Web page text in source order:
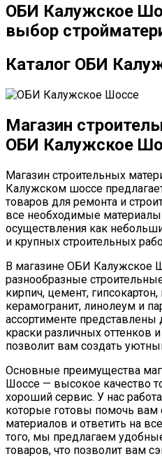
ОБИ Калужское
выбор
Каталог ОБИ
Магазин
ОБИ Калужское
Магазин строительных
Калужском шоссе
товаров для ремонта и
все необходимые
осуществления как
и крупных строительных
В магазине ОБИ Калужское
разнообразные
кирпич, цемент,
керамогранит, линолеум и
ассортименте представлены
краски различных оттенков
позволит вам создать
Основные преимущества
Шоссе — высокое качество
хороший сервис. У нас
которые готовы помочь
материалов и ответить на
того, мы предлагаем
товаров, что позволит вам